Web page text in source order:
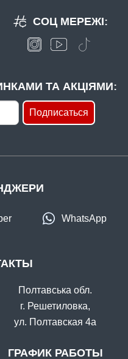
ТА АКЦІЯМИ:
Подписаться
СОЦ МЕРЕЖІ:
Полтавська обл.
г. Решетиловка,
ул. Полтавская 4а
ГРАФИК РАБОТЫ
WhatsApp